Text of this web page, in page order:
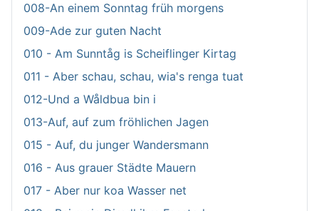
008-An einem Sonntag früh morgens
009-Ade zur guten Nacht
010 - Am Sunntåg is Scheiflinger Kirtag
011 - Aber schau, schau, wia's renga tuat
012-Und a Wåldbua bin i
013-Auf, auf zum fröhlichen Jagen
015 - Auf, du junger Wandersmann
016 - Aus grauer Städte Mauern
017 - Aber nur koa Wasser net